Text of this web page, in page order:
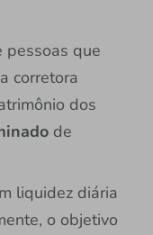
pessoas que
corretora
dos
de
liquidez diária
o objetivo